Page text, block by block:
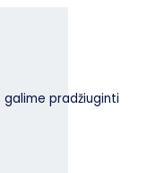
pradžiuginti